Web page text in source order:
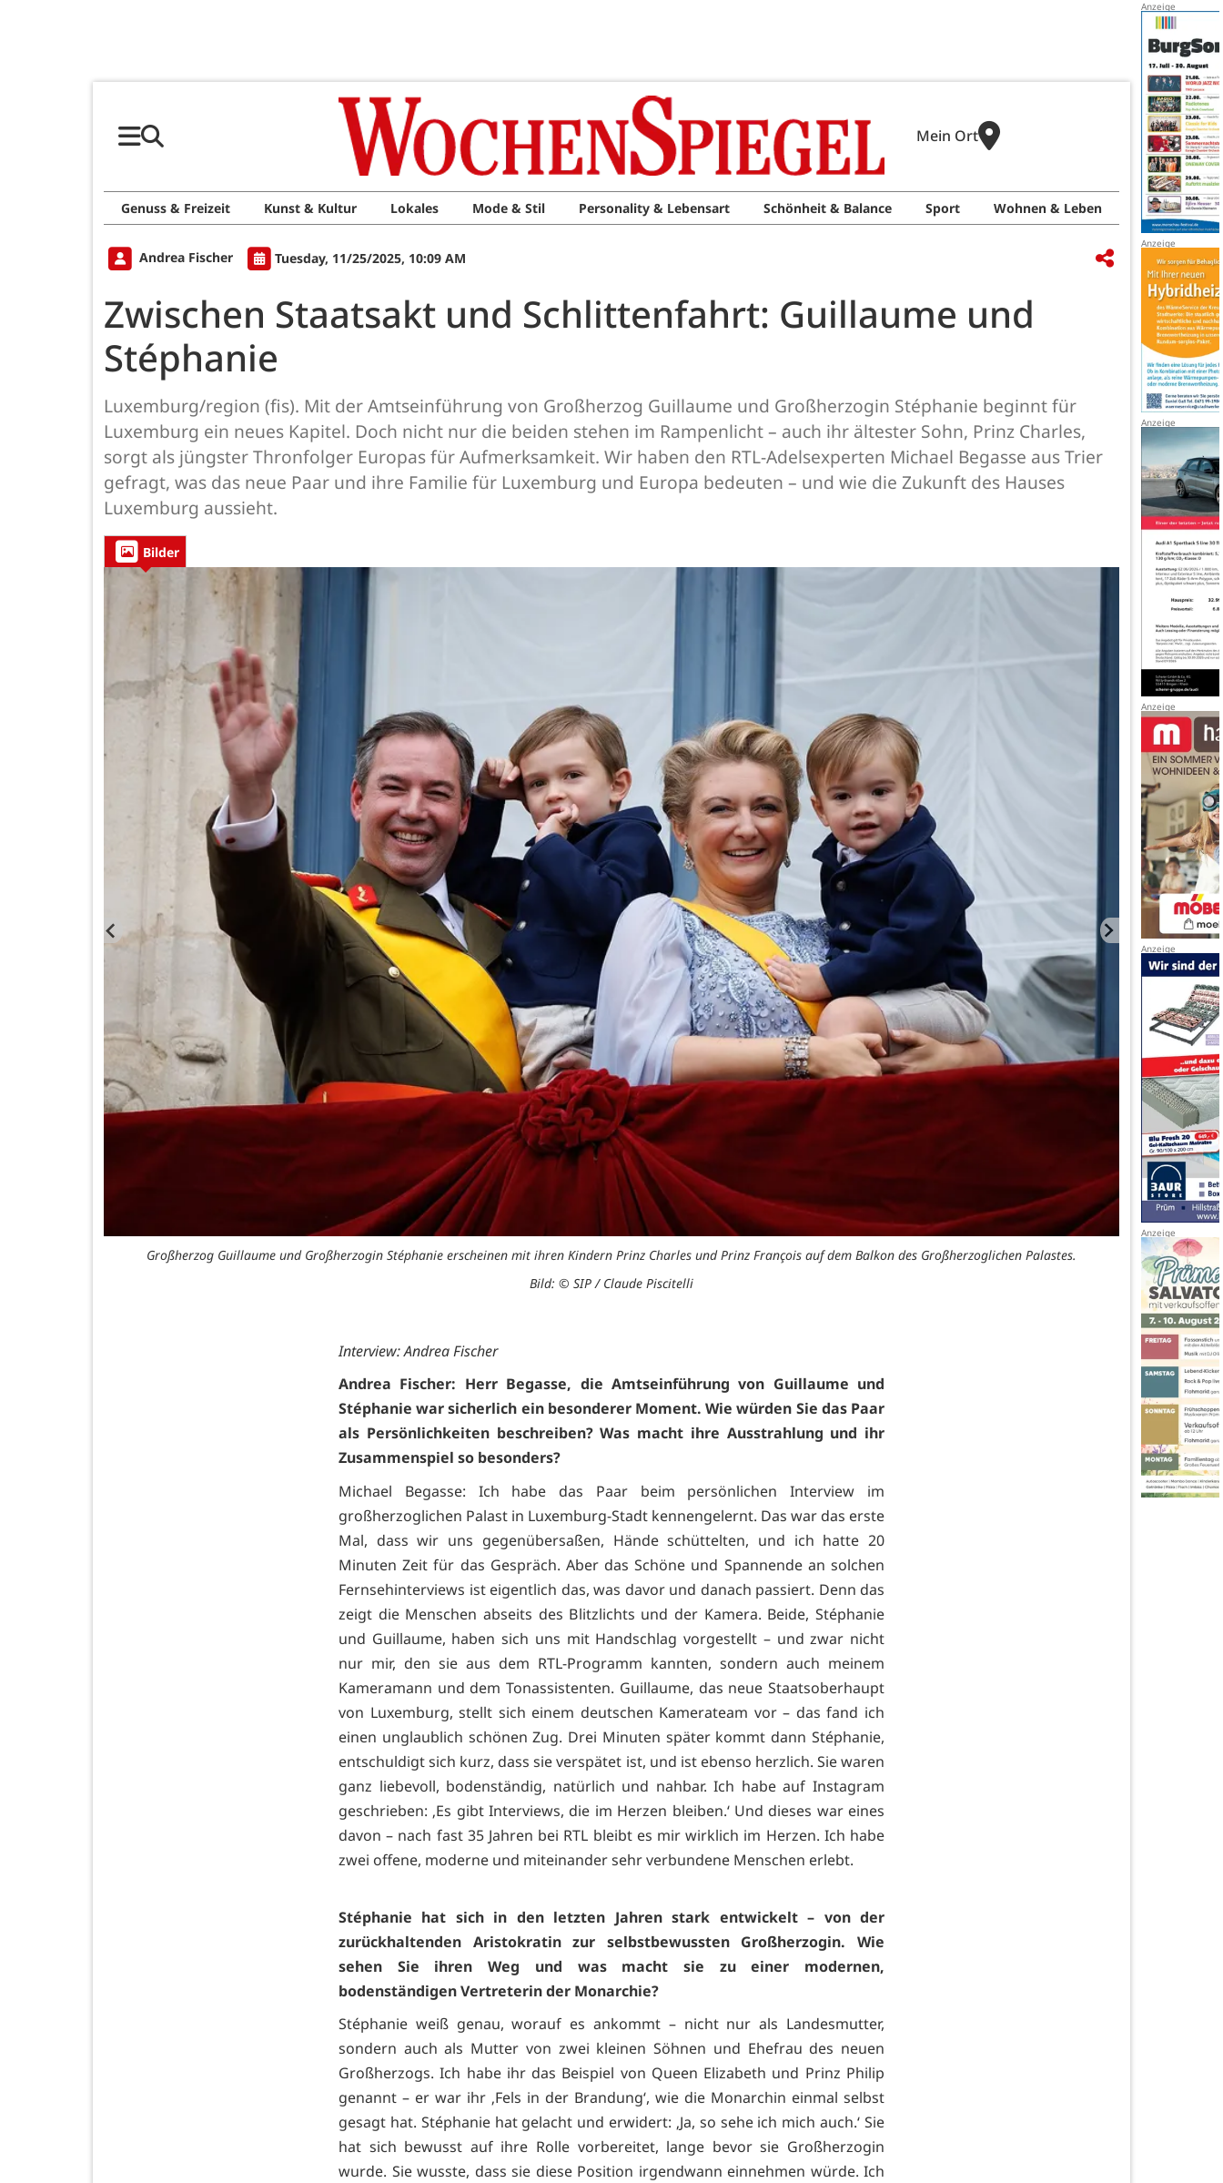
Mein Ort
Genuss & Freizeit Kunst & Kultur Lokales Mode & Stil Personality & Lebensart Schönheit & Balance Sport Wohnen & Leben
Andrea Fischer Tuesday, 11/25/2025, 10:09 AM
Zwischen Staatsakt und Schlittenfahrt: Guillaume und
Stéphanie
Luxemburg/region (fis). Mit der Amtseinführung von Großherzog Guillaume und Großherzogin Stéphanie beginnt für
Luxemburg ein neues Kapitel. Doch nicht nur die beiden stehen im Rampenlicht – auch ihr ältester Sohn, Prinz Charles,
sorgt als jüngster Thronfolger Europas für Aufmerksamkeit. Wir haben den RTL-Adelsexperten Michael Begasse aus Trier
gefragt, was das neue Paar und ihre Familie für Luxemburg und Europa bedeuten – und wie die Zukunft des Hauses
Luxemburg aussieht.
Bilder
Großherzog Guillaume und Großherzogin Stéphanie erscheinen mit ihren Kindern Prinz Charles und Prinz François auf dem Balkon des Großherzoglichen Palastes.
Bild: © SIP / Claude Piscitelli
Interview: Andrea Fischer
Andrea Fischer: Herr Begasse, die Amtseinführung von Guillaume und
Stéphanie war sicherlich ein besonderer Moment. Wie würden Sie das Paar
als Persönlichkeiten beschreiben? Was macht ihre Ausstrahlung und ihr
Zusammenspiel so besonders?
Michael Begasse: Ich habe das Paar beim persönlichen Interview im
großherzoglichen Palast in Luxemburg-Stadt kennengelernt. Das war das erste
Mal, dass wir uns gegenübersaßen, Hände schüttelten, und ich hatte 20
Minuten Zeit für das Gespräch. Aber das Schöne und Spannende an solchen
Fernsehinterviews ist eigentlich das, was davor und danach passiert. Denn das
zeigt die Menschen abseits des Blitzlichts und der Kamera. Beide, Stéphanie
und Guillaume, haben sich uns mit Handschlag vorgestellt – und zwar nicht
nur mir, den sie aus dem RTL-Programm kannten, sondern auch meinem
Kameramann und dem Tonassistenten. Guillaume, das neue Staatsoberhaupt
von Luxemburg, stellt sich einem deutschen Kamerateam vor – das fand ich
einen unglaublich schönen Zug. Drei Minuten später kommt dann Stéphanie,
entschuldigt sich kurz, dass sie verspätet ist, und ist ebenso herzlich. Sie waren
ganz liebevoll, bodenständig, natürlich und nahbar. Ich habe auf Instagram
geschrieben: ‚Es gibt Interviews, die im Herzen bleiben.‘ Und dieses war eines
davon – nach fast 35 Jahren bei RTL bleibt es mir wirklich im Herzen. Ich habe
zwei offene, moderne und miteinander sehr verbundene Menschen erlebt.
Stéphanie hat sich in den letzten Jahren stark entwickelt – von der
zurückhaltenden Aristokratin zur selbstbewussten Großherzogin. Wie
sehen Sie ihren Weg und was macht sie zu einer modernen,
bodenständigen Vertreterin der Monarchie?
Stéphanie weiß genau, worauf es ankommt – nicht nur als Landesmutter,
sondern auch als Mutter von zwei kleinen Söhnen und Ehefrau des neuen
Großherzogs. Ich habe ihr das Beispiel von Queen Elizabeth und Prinz Philip
genannt – er war ihr ‚Fels in der Brandung‘, wie die Monarchin einmal selbst
gesagt hat. Stéphanie hat gelacht und erwidert: ‚Ja, so sehe ich mich auch.‘ Sie
hat sich bewusst auf ihre Rolle vorbereitet, lange bevor sie Großherzogin
wurde. Sie wusste, dass sie diese Position irgendwann einnehmen würde. Ich